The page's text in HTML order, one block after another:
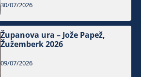
30/07/2026
Županova ura – Jože Papež,
Žužemberk 2026
09/07/2026